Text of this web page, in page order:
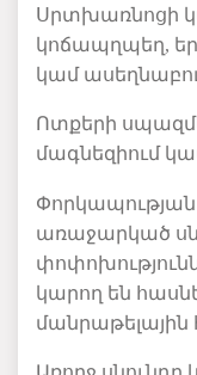
Սրտխառնոցի
կոճապղպեղ,
կամ
Ոտքերի
մագնեզիում
Փորկապության
առաջարկած
կարող են
մանրաթելային